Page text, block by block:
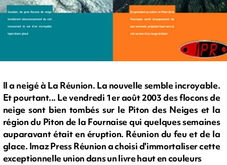
Il a neigé à La Réunion. La nouvelle semble incroyable.
Et pourtant... Le vendredi 1er août 2003 des flocons de
neige sont bien tombés sur le Piton des Neiges et la
région du Piton de la Fournaise qui quelques semaines
auparavant était en éruption. Réunion du feu et de la
glace. Imaz Press Réunion a choisi d'immortaliser cette
exceptionnelle union dans un livre haut en couleurs